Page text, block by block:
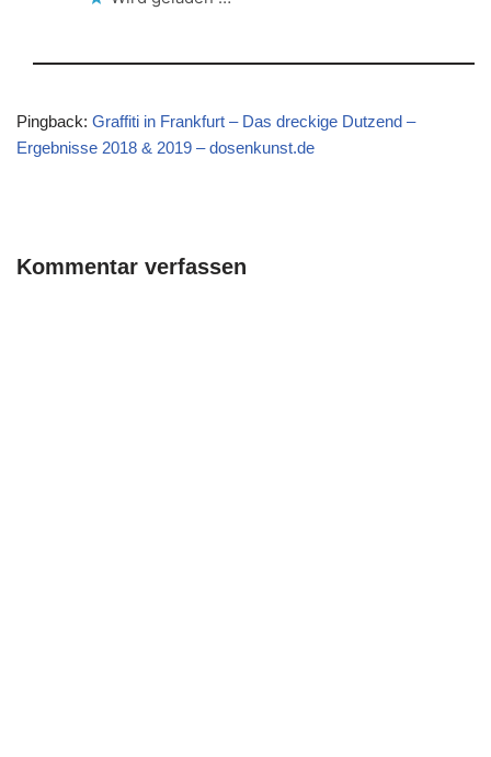
Pingback: Graffiti in Frankfurt – Das dreckige Dutzend –
Ergebnisse 2018 & 2019 – dosenkunst.de
Kommentar verfassen